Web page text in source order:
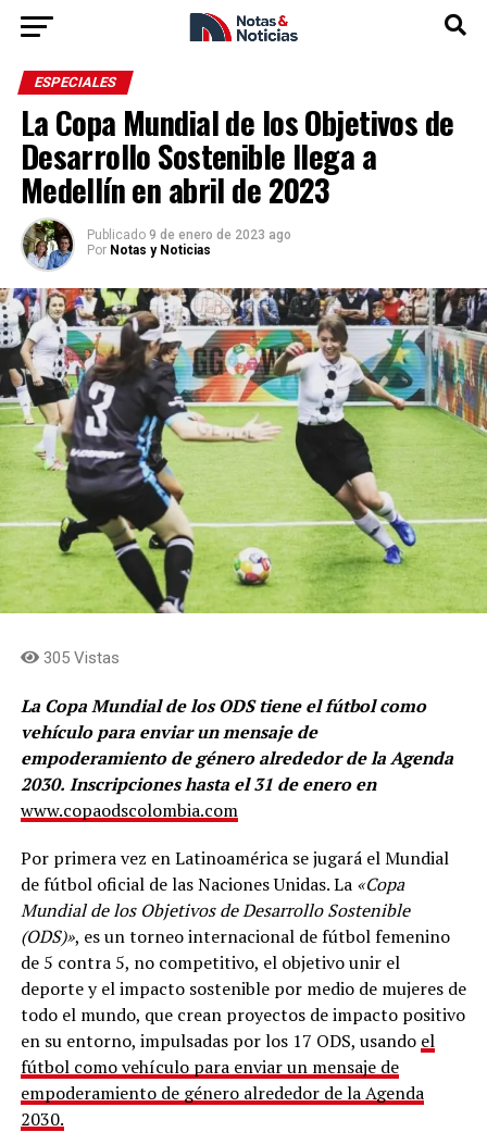
ESPECIALES
La Copa Mundial de los Objetivos de
Desarrollo Sostenible llega a
Medellín en abril de 2023
Publicado 9 de enero de 2023 ago
Por Notas y Noticias
305 Vistas
La Copa Mundial de los ODS tiene elfútbol como
vehículo para enviar un mensaje de
empoderamiento de género alrededor de la Agenda
2030. Inscripciones hasta el 31 de enero en
www.copaodscolombia.com
Por primera vez en Latinoamérica se jugará el Mundial
de fútbol oficial de las Naciones Unidas. La «Copa
Mundial de los Objetivos de Desarrollo Sostenible
(ODS)», es un torneo internacional de fútbol femenino
de 5 contra 5, no competitivo, el objetivo unir el
deporte y el impacto sostenible por medio de mujeres de
todo el mundo, que crean proyectos de impacto positivo
en su entorno, impulsadas por los 17 ODS, usando el
fútbol como vehículo para enviar un mensaje de
empoderamiento de género alrededor de la Agenda
2030.